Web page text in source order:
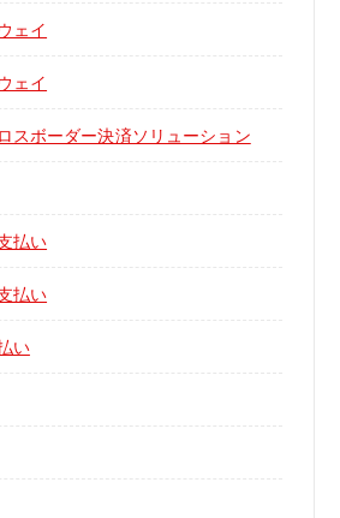
ェイ
ェイ
スボーダー決済ソリューション
払い
払い
い